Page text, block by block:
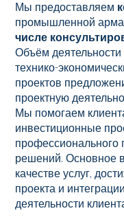
Мы предоставляем
промышленной
числе
Объём деятельности
технико-
проектов
проектную
Мы помогаем
инвестиционные
профессионального
решений. Основное
качестве услуг,
проекта и
деятельности